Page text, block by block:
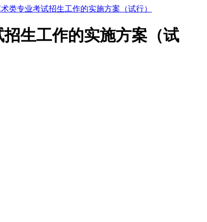
类专业考试招生工作的实施方案（试行）
生工作的实施方案（试